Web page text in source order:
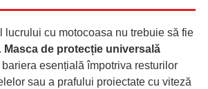
lucrului cu motocoasa nu trebuie să fie
Masca de protecție universală
esențială împotriva resturilor
sau a prafului proiectate cu viteză